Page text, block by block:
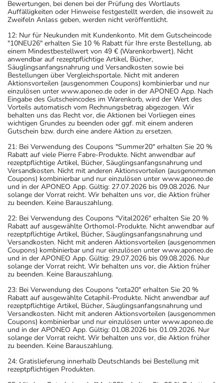
Bewertungen, bei denen bei der Prüfung des Wortlauts
Auffälligkeiten oder Hinweise festgestellt werden, die insoweit zu
Zweifeln Anlass geben, werden nicht veröffentlicht.
12: Nur für Neukunden mit Kundenkonto. Mit dem Gutscheincode
"10NEU26" erhalten Sie 10 % Rabatt für Ihre erste Bestellung, ab
einem Mindestbestellwert von 49 € (Warenkorbwert). Nicht
anwendbar auf rezeptpflichtige Artikel, Bücher,
Säuglingsanfangsnahrung und Versandkosten sowie bei
Bestellungen über Vergleichsportale. Nicht mit anderen
Aktionsvorteilen (ausgenommen Coupons) kombinierbar und nur
einzulösen unter www.aponeo.de oder in der APONEO App. Nach
Eingabe des Gutscheincodes im Warenkorb, wird der Wert des
Vorteils automatisch vom Rechnungsbetrag abgezogen. Wir
behalten uns das Recht vor, die Aktionen bei Vorliegen eines
wichtigen Grundes zu beenden oder ggf. mit einem anderen
Gutschein bzw. durch eine andere Aktion zu ersetzen.
21: Bei Verwendung des Coupons "Summer20" erhalten Sie 20 %
Rabatt auf viele Pierre Fabre-Produkte. Nicht anwendbar auf
rezeptpflichtige Artikel, Bücher, Säuglingsanfangsnahrung und
Versandkosten. Nicht mit anderen Aktionsvorteilen (ausgenommen
Coupons) kombinierbar und nur einzulösen unter www.aponeo.de
und in der APONEO App. Gültig: 27.07.2026 bis 09.08.2026. Nur
solange der Vorrat reicht. Wir behalten uns vor, die Aktion früher
zu beenden. Keine Barauszahlung.
22: Bei Verwendung des Coupons "Vital2026" erhalten Sie 20 %
Rabatt auf ausgewählte Orthomol-Produkte. Nicht anwendbar auf
rezeptpflichtige Artikel, Bücher, Säuglingsanfangsnahrung und
Versandkosten. Nicht mit anderen Aktionsvorteilen (ausgenommen
Coupons) kombinierbar und nur einzulösen unter www.aponeo.de
und in der APONEO App. Gültig: 29.07.2026 bis 09.08.2026. Nur
solange der Vorrat reicht. Wir behalten uns vor, die Aktion früher
zu beenden. Keine Barauszahlung.
23: Bei Verwendung des Coupons "ceta20" erhalten Sie 20 %
Rabatt auf ausgewählte Cetaphil-Produkte. Nicht anwendbar auf
rezeptpflichtige Artikel, Bücher, Säuglingsanfangsnahrung und
Versandkosten. Nicht mit anderen Aktionsvorteilen (ausgenommen
Coupons) kombinierbar und nur einzulösen unter www.aponeo.de
und in der APONEO App. Gültig: 01.08.2026 bis 01.09.2026. Nur
solange der Vorrat reicht. Wir behalten uns vor, die Aktion früher
zu beenden. Keine Barauszahlung.
24: Gratislieferung innerhalb Deutschlands bei Bestellung mit
rezeptpflichtigen Produkten.